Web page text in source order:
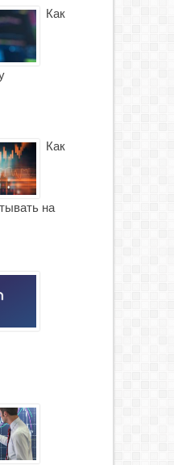
Как
Как
на